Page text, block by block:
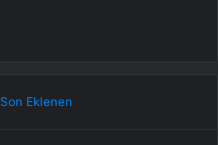
Son Eklenen